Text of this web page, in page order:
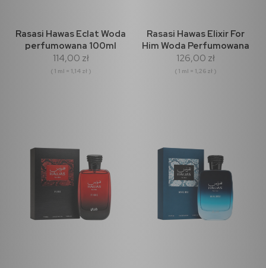
Rasasi Hawas Eclat Woda
perfumowana 100ml
114,00 zł
( 1 ml = 1,14 zł )
Rasasi Hawas Elixir For
Him Woda Perfumowana
100ml
126,00 zł
( 1 ml = 1,26 zł )